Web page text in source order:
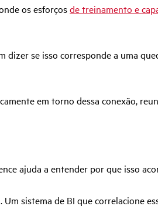
os esforçosde treinamento e
se isso corresponde a uma
em torno dessa conexão,
ajuda a entender por que isso
sistema de BI que correlacione